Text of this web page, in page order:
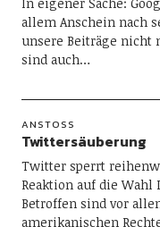
allem Anschein nach
unsere Beiträge nicht
sind auch…
ANSTOSS
Twittersäuberung
Twitter sperrt
Reaktion auf die Wahl
Betroffen sind vor
amerikanischen